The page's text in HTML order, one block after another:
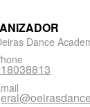
Dance